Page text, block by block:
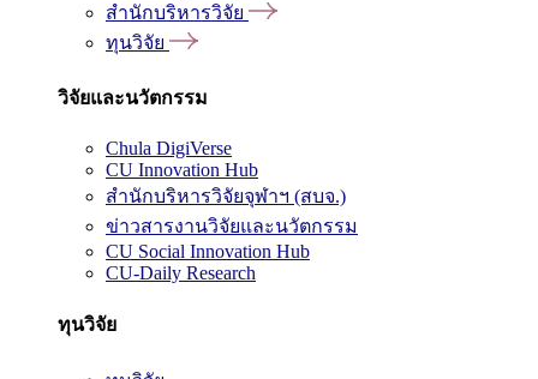
สำนักบริหารวิจัย
ทุนวิจัย
วิจัยและนวัตกรรม
Chula DigiVerse
CU Innovation Hub
สำนักบริหารวิจัยจุฬาฯ (สบจ.)
ข่าวสารงานวิจัยและนวัตกรรม
CU Social Innovation Hub
CU-Daily Research
ทุนวิจัย